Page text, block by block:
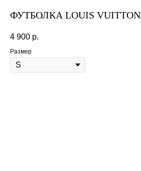
ФУТБОЛКА LOUIS VUITTON
4 900 р.
Размер